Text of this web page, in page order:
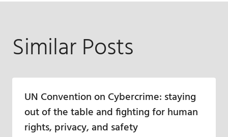
Similar Posts
UN Convention on Cybercrime: staying
out of the table and fighting for human
rights, privacy, and safety